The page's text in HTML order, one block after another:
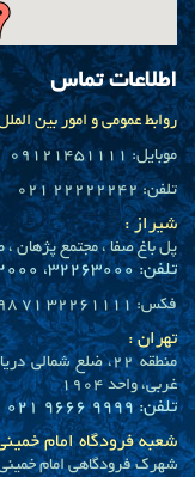
اطلاعات تماس
روابط عمومی و امور بین
موبایل: 09121451111
تلفن: 22222242 021
شیراز :
پل باغ صفا ، مجتمع پژهان ، طبقه 6
تلفن: 32263000، 32262000، 32261000 71 98+
فکس: 32261111 71 98+
تهران :
غربی، واحد 1904
تلفن: 9999 9666 021
شعبه فرودگاه امام
شهرک فرودگاهی امام